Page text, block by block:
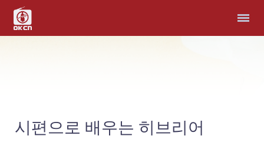
시편으로 배우는 히브리어
헌금
예배와 찬양